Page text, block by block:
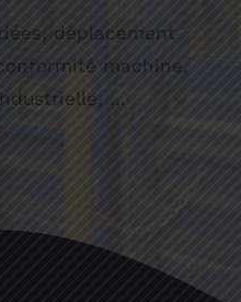
déplacement
machine,
…